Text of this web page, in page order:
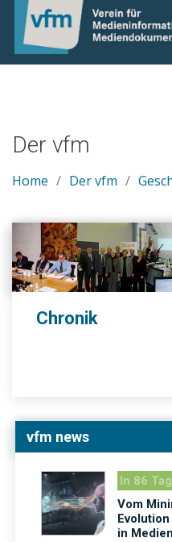
Der vfm
Home Der vfm
Chronik
vfm news
In 86
Vom
in